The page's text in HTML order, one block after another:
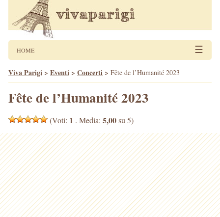
HOME ☰
Viva Parigi > Eventi > Concerti > Fête de l’Humanité 2023
Fête de l’Humanité 2023
(Voti: 1 . Media: 5,00su 5)